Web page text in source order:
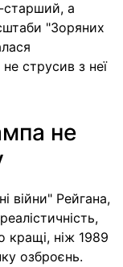
а
"Зоряних
струсив з неї
не
війни" Рейгана,
кращі, ніж 1989
озброєнь.